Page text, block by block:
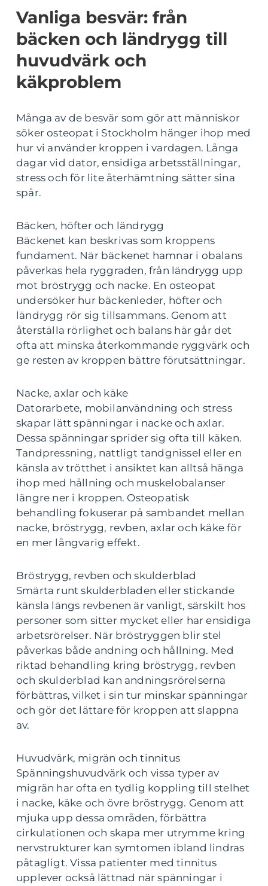
Vanliga besvär: från
bäcken och ländrygg till
huvudvärk och
käkproblem
Många av de besvär som gör att människor
söker osteopat i Stockholm hänger ihop med
hur vi använder kroppen i vardagen. Långa
dagar vid dator, ensidiga arbetsställningar,
stress och för lite återhämtning sätter sina
spår.
Bäcken, höfter och ländrygg
Bäckenet kan beskrivas som kroppens
fundament. När bäckenet hamnar i obalans
påverkas hela ryggraden, från ländrygg upp
mot bröstrygg och nacke. En osteopat
undersöker hur bäckenleder, höfter och
ländrygg rör sig tillsammans. Genom att
återställa rörlighet och balans här går det
ofta att minska återkommande ryggvärk och
ge resten av kroppen bättre förutsättningar.
Nacke, axlar och käke
Datorarbete, mobilanvändning och stress
skapar lätt spänningar i nacke och axlar.
Dessa spänningar sprider sig ofta till käken.
Tandpressning, nattligt tandgnissel eller en
känsla av trötthet i ansiktet kan alltså hänga
ihop med hållning och muskelobalanser
längre ner i kroppen. Osteopatisk
behandling fokuserar på sambandet mellan
nacke, bröstrygg, revben, axlar och käke för
en mer långvarig effekt.
Bröstrygg, revben och skulderblad
Smärta runt skulderbladen eller stickande
känsla längs revbenen är vanligt, särskilt hos
personer som sitter mycket eller har ensidiga
arbetsrörelser. När bröstryggen blir stel
påverkas både andning och hållning. Med
riktad behandling kring bröstrygg, revben
och skulderblad kan andningsrörelserna
förbättras, vilket i sin tur minskar spänningar
och gör det lättare för kroppen att slappna
av.
Huvudvärk, migrän och tinnitus
Spänningshuvudvärk och vissa typer av
migrän har ofta en tydlig koppling till stelhet
i nacke, käke och övre bröstrygg. Genom att
mjuka upp dessa områden, förbättra
cirkulationen och skapa mer utrymme kring
nervstrukturer kan symtomen ibland lindras
påtagligt. Vissa patienter med tinnitus
upplever också lättnad när spänningar i